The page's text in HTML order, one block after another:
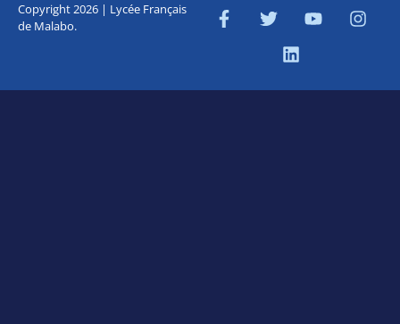
Copyright 2026 | Lycée Français
de Malabo.